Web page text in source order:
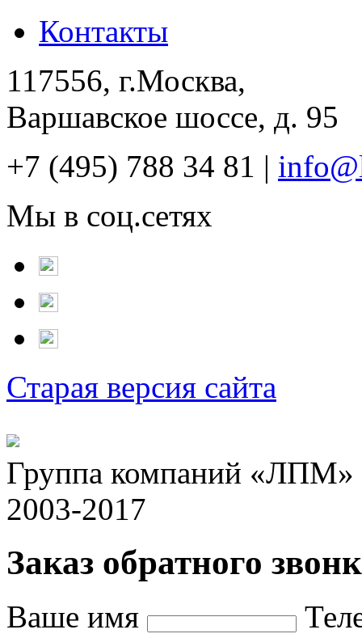
Контакты
117556, г.Москва,
Варшавское шоссе, д. 95
+7 (495) 788 34 81 |
Мы в соц.сетях
Старая версия сайта
Группа компаний «ЛПМ»
2003-2017
Заказ обратного
Ваше имя